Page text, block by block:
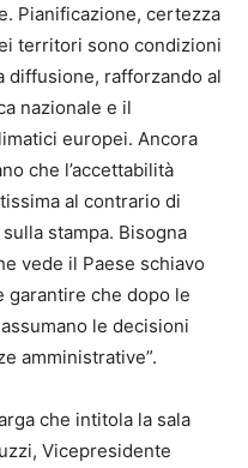
Pianificazione, certezza
territori sono condizioni
diffusione, rafforzando al
nazionale e il
europei. Ancora
che l’accettabilità
al contrario di
stampa. Bisogna
vede il Paese schiavo
garantire che dopo le
le decisioni
amministrative”.
che intitola la sala
Vicepresidente